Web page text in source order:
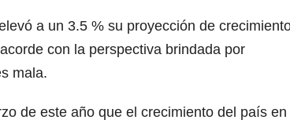
a un 3.5 % su proyección de
con la perspectiva brindada por
mala.
de este año que el crecimiento del país en